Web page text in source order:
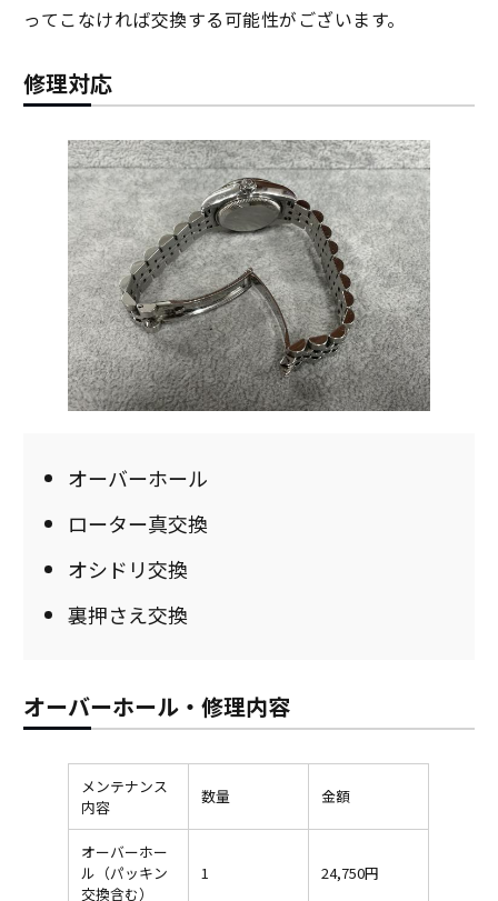
ってこなければ交換する可能性がございます。
修理対応
オーバーホール
ローター真交換
オシドリ交換
裏押さえ交換
オーバーホール・修理内容
メンテナンス
内容
数量 金額
オーバーホー
ル（パッキン
交換含む）
1 24,750円